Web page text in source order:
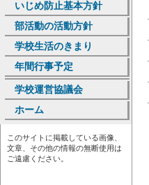
いじめ防止基本方針
部活動の活動方針
学校生活のきまり
年間行事予定
学校運営協議会
ホーム
このサイトに掲載している画像、
文章、その他の情報の無断使用は
ご遠慮ください。